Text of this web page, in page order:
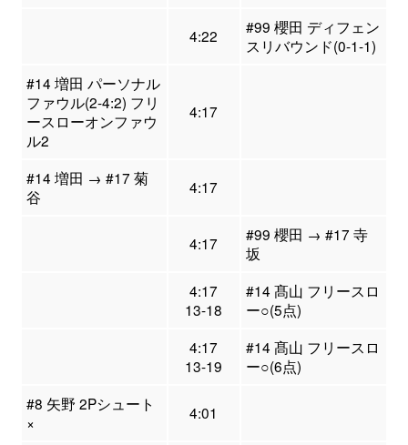
4:22
#99 櫻田 ディフェン
スリバウンド(0-1-1)
#14 増田 パーソナル
ファウル(2-4:2) フリ
ースローオンファウ
ル2
4:17
#14 増田 → #17 菊
谷
4:17
4:17
#99 櫻田 → #17 寺
坂
4:17
13-18
#14 髙山 フリースロ
ー○(5点)
4:17
13-19
#14 髙山 フリースロ
ー○(6点)
#8 矢野 2Pシュート
×
4:01